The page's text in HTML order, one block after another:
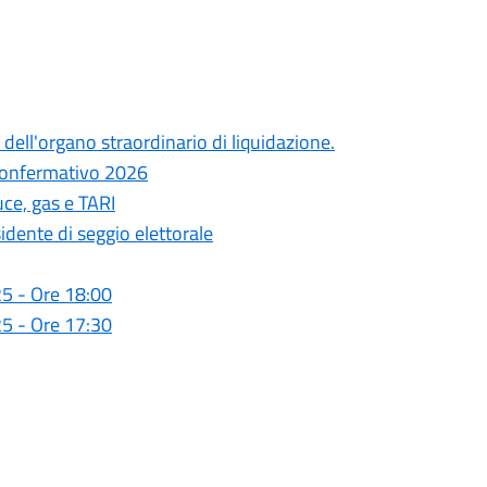
straordinario di liquidazione.
2026
gas e TARI
di seggio elettorale
- Ore 18:00
- Ore 17:30